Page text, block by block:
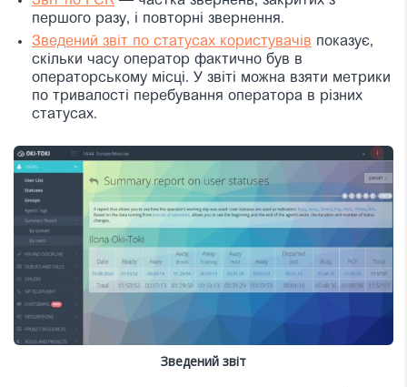
першого разу, і повторні звернення.
Зведений звіт по статусах користувачів показує,
скільки часу оператор фактично був в
операторському місці. У звіті можна взяти метрики
по тривалості перебування оператора в різних
статусах.
Зведений звіт